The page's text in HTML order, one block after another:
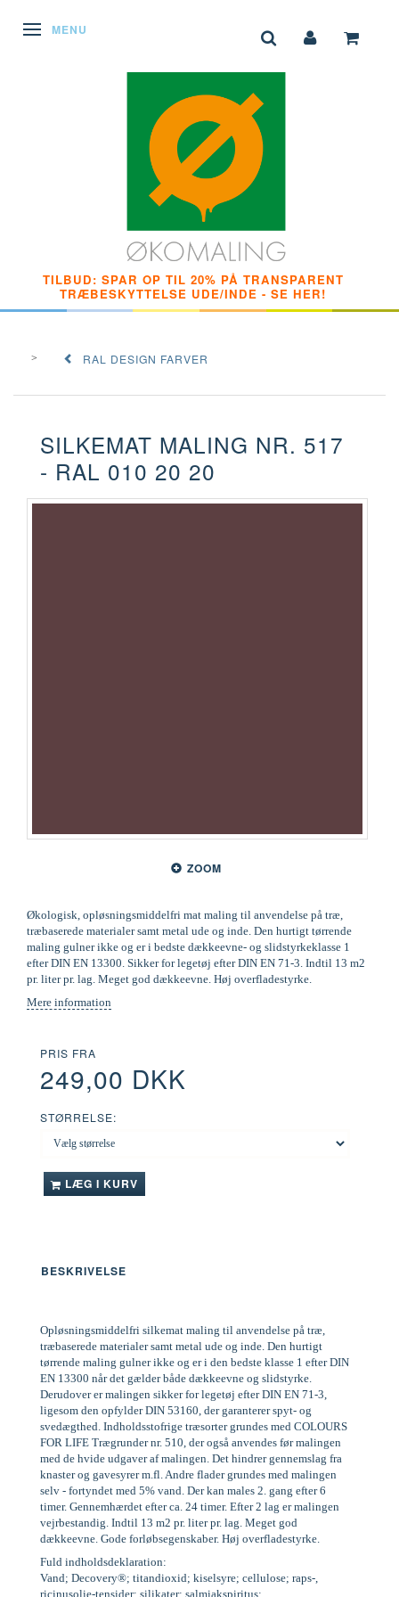
SKIFTE NAVIGATION
MENU
TILBUD: SPAR OP TIL 20% PÅ TRANSPARENT
TRÆBESKYTTELSE UDE/INDE - SE HER!
RAL DESIGN FARVER
SILKEMAT MALING NR. 517
- RAL 010 20 20
ZOOM
Økologisk, opløsningsmiddelfri mat maling til anvendelse på træ,
træbaserede materialer samt metal ude og inde. Den hurtigt tørrende
maling gulner ikke og er i bedste dækkeevne- og slidstyrkeklasse 1
efter DIN EN 13300. Sikker for legetøj efter DIN EN 71-3. Indtil 13 m2
pr. liter pr. lag. Meget god dækkeevne. Høj overfladestyrke.
Mere information
PRIS FRA
249,00 DKK
STØRRELSE:
LÆG I KURV
BESKRIVELSE
Opløsningsmiddelfri silkemat maling til anvendelse på træ,
træbaserede materialer samt metal ude og inde. Den hurtigt
tørrende maling gulner ikke og er i den bedste klasse 1 efter DIN
EN 13300 når det gælder både dækkeevne og slidstyrke.
Derudover er malingen sikker for legetøj efter DIN EN 71-3,
ligesom den opfylder DIN 53160, der garanterer spyt- og
svedægthed. Indholdsstofrige træsorter grundes med COLOURS
FOR LIFE Trægrunder nr. 510, der også anvendes før malingen
med de hvide udgaver af malingen. Det hindrer gennemslag fra
knaster og gavesyrer m.fl. Andre flader grundes med malingen
selv - fortyndet med 5% vand. Der kan males 2. gang efter 6
timer. Gennemhærdet efter ca. 24 timer. Efter 2 lag er malingen
vejrbestandig. Indtil 13 m2 pr. liter pr. lag. Meget god
dækkeevne. Gode forløbsegenskaber. Høj overfladestyrke.
Fuld indholdsdeklaration:
Vand; Decovery®; titandioxid; kiselsyre; cellulose; raps-,
ricinusolie-tensider; silikater; salmiakspiritus;